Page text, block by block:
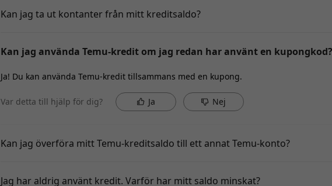
Kan jag ta ut kontanter från mitt kreditsaldo?
Kan jag använda Temu-kredit om jag redan har använt en kupongkod?
Ja! Du kan använda Temu-kredit tillsammans med en kupong.
Var detta till hjälp för dig? Ja Nej
Kan jag överföra mitt Temu-kreditsaldo till ett annat Temu-konto?
Jag har aldrig använt kredit. Varför har mitt saldo minskat?